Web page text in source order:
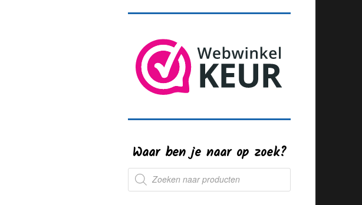
Waar ben je naar op zoek?
Producten
zoeken